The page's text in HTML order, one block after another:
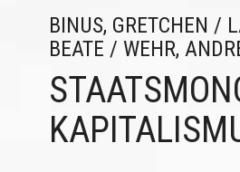
BINUS, GRETCHEN /
BEATE / WEHR,